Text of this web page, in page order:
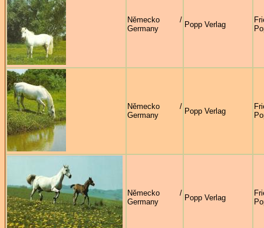
Německo /
Germany
Popp Verlag
Německo /
Germany
Popp Verlag
Německo /
Germany
Popp Verlag